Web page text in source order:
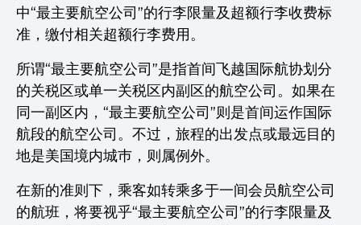
中“最主要航空公司”的行李限量及超额行李收费标
准，缴付相关超额行李费用。
所谓“最主要航空公司”是指首间飞越国际航协划分
的关税区或单一关税区内副区的航空公司。如果在
同一副区内，“最主要航空公司”则是首间运作国际
航段的航空公司。不过，旅程的出发点或最远目的
地是美国境内城巿，则属例外。
在新的准则下，乘客如转乘多于一间会员航空公司
的航班，将要视乎“最主要航空公司”的行李限量及